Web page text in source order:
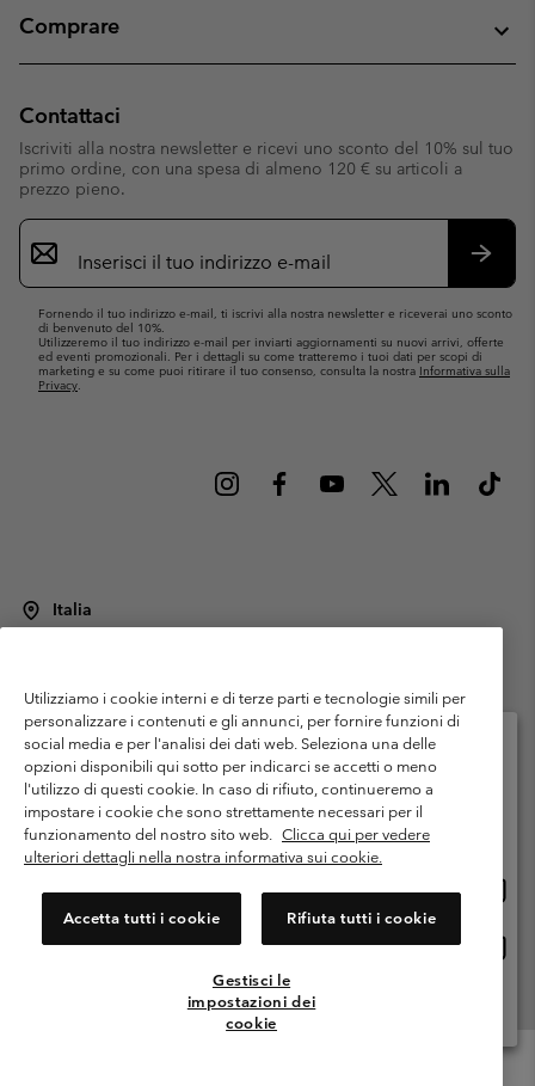
Comprare
Contattaci
Iscriviti alla nostra newsletter e ricevi uno sconto del 10% sul tuo
primo ordine, con una spesa di almeno 120 € su articoli a
prezzo pieno.
Iscrizione
e-
mail
Fornendo il tuo indirizzo e-mail, ti iscrivi alla nostra newsletter e riceverai uno sconto
di benvenuto del 10%.
Utilizzeremo il tuo indirizzo e-mail per inviarti aggiornamenti su nuovi arrivi, offerte
ed eventi promozionali. Per i dettagli su come tratteremo i tuoi dati per scopi di
marketing e su come puoi ritirare il tuo consenso, consulta la nostra Informativa sulla
Privacy.
Italia
Termini di utilizzo
Condizioni Generali di Venditaa
Garanzia
Politica sulla privacy
Termini e condizioni del programma di membership
Condizioni di utilizzo dei contenuti generati dagli utenti
Impressum
Cookies
Public CBCR
Servizio clienti: Lun. - ven. 9:00 - 13:00 & 14:00- 18:00
(+)390694804176
Utilizziamo i cookie interni e di terze parti e tecnologie simili per
personalizzare i contenuti e gli annunci, per fornire funzioni di
social media e per l'analisi dei dati web. Seleziona una delle
opzioni disponibili qui sotto per indicarci se accetti o meno
l'utilizzo di questi cookie. In caso di rifiuto, continueremo a
impostare i cookie che sono strettamente necessari per il
funzionamento del nostro sito web. Clicca qui per vedere
ulteriori dettagli nella nostra informativa sui cookie.
Accetta tutti i cookie Rifiuta tutti i cookie
Gestisci le
impostazioni dei
cookie
Seleziona il paese di spedizione e la lingua
Shopping online disponibile
online
Italia
online
Visualizza Tutti I Paesi